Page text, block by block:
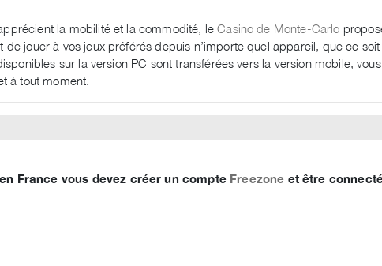
la mobilité et la commodité, leCasino de Monte-Carlo
jouer à vos jeux préférés depuis n’importe quel appareil, que ce
sur la version PC sont transférées vers la version mobile,
à tout moment.
France vous devez créer un compte Freezone et être